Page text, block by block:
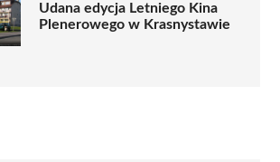
Udana edycja Letniego Kina
Plenerowego w Krasnystawie